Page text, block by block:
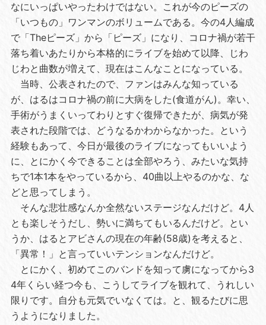
なにいっぱいやったわけではない。これが今のピーズの
「いつもの」ワンマンのボリュームである。今の4人編成
で「Theピーズ」から「ピーズ」になり、コロナ禍が若干
落ち着いあたりから本格的にライブを始めて以降、じわ
じわと曲数が増えて、現在はこんなことになっている。
当時、公表されたので、ファンはみんな知っている
が、はるはコロナ禍の前に大病をした(食道がん)。幸い、
手術がうまくいってわりとすぐ復帰できたが、病気が発
表された段階では、どうなるかわからなかった。という
経験もあって、今日が最後のライブになってもいいよう
に、とにかく今できることは全部やろう、みたいな気持
ちで1本1本をやっているから、40曲以上やるのかな、な
どと思ってしまう。
そんな悲壮感なんか全然ないステージなんだけど。4人
とも楽しそうだし、勢いに満ちてもいるんだけど。とい
うか、はるとアビさんの現在の年齢(58歳)を考えると、
「異常！」と言っていいテンションなんだけど。
とにかく、初めてこのバンドを知って虜になってから3
4年くらい経つ今も、こうしてライブを観れて、うれしい
限りです。自分も元気でいなくては。と、観るたびに思
うようになりました。